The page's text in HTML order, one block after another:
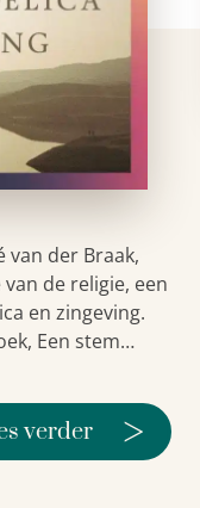
van der Braak,
de religie, een
en zingeving.
Een stem…
verder >